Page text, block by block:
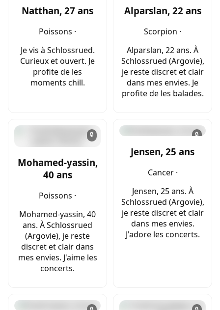
Natthan, 27 ans
Poissons ·
Je vis à Schlossrued.
Curieux et ouvert. Je
profite de les
moments chill.
Alparslan, 22 ans
Scorpion ·
Alparslan, 22 ans. À
Schlossrued (Argovie),
je reste discret et clair
dans mes envies. Je
profite de les balades.
🔒
Mohamed-yassin,
40 ans
Poissons ·
Mohamed-yassin, 40
ans. À Schlossrued
(Argovie), je reste
discret et clair dans
mes envies. J'aime les
concerts.
🔒
Jensen, 25 ans
Cancer ·
Jensen, 25 ans. À
Schlossrued (Argovie),
je reste discret et clair
dans mes envies.
J'adore les concerts.